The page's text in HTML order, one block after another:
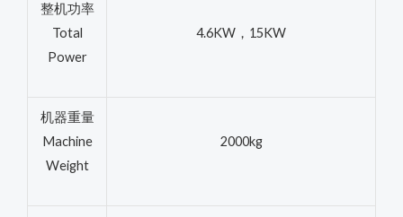
整机功率
Total
Power
4.6KW，15KW
机器重量
Machine
Weight
2000kg